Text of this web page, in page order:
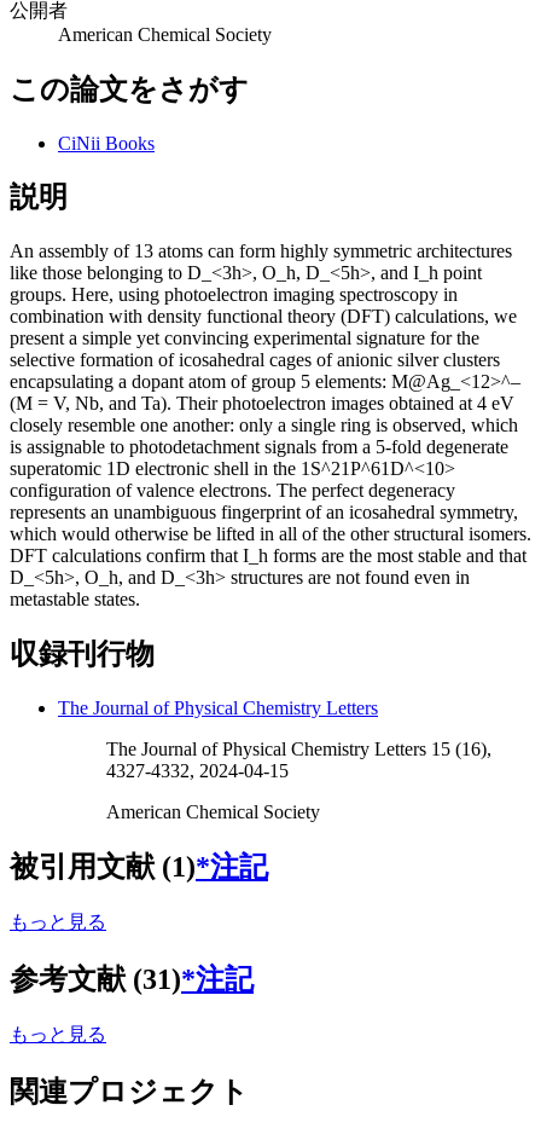
公開者
American Chemical Society
この論文をさがす
CiNii Books
説明
An assembly of 13 atoms can form highly symmetric architectures
like those belonging to D_<3h>, O_h, D_<5h>, and I_h point
groups. Here, using photoelectron imaging spectroscopy in
combination with density functional theory (DFT) calculations, we
present a simple yet convincing experimental signature for the
selective formation of icosahedral cages of anionic silver clusters
encapsulating a dopant atom of group 5 elements: M@Ag_<12>^–
(M = V, Nb, and Ta). Their photoelectron images obtained at 4 eV
closely resemble one another: only a single ring is observed, which
is assignable to photodetachment signals from a 5-fold degenerate
superatomic 1D electronic shell in the 1S^21P^61D^<10>
configuration of valence electrons. The perfect degeneracy
represents an unambiguous fingerprint of an icosahedral symmetry,
which would otherwise be lifted in all of the other structural isomers.
DFT calculations confirm that I_h forms are the most stable and that
D_<5h>, O_h, and D_<3h> structures are not found even in
metastable states.
収録刊行物
The Journal of Physical Chemistry Letters
The Journal of Physical Chemistry Letters 15 (16),
4327-4332, 2024-04-15
American Chemical Society
被引用文献 (1)*注記
もっと見る
参考文献 (31)*注記
もっと見る
関連プロジェクト